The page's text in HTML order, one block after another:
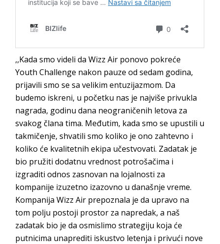
,,Kada smo videli da Wizz Air ponovo pokreće
Youth Challenge nakon pauze od sedam godina,
prijavili smo se sa velikim entuzijazmom. Da
budemo iskreni, u početku nas je najviše privukla
nagrada, godinu dana neograničenih letova za
svakog člana tima. Međutim, kada smo se upustili u
takmičenje, shvatili smo koliko je ono zahtevno i
koliko će kvalitetnih ekipa učestvovati. Zadatak je
bio pružiti dodatnu vrednost potrošačima i
izgraditi odnos zasnovan na lojalnosti za
kompanije izuzetno izazovno u današnje vreme.
Kompanija Wizz Air prepoznala je da upravo na
tom polju postoji prostor za napredak, a naš
zadatak bio je da osmislimo strategiju koja će
putnicima unaprediti iskustvo letenja i privući nove